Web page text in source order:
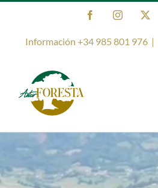
FacebookInstagram
Información +34 985 801 976 |